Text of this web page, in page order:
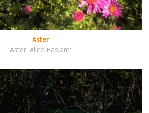
Aster
Aster 'Alice Haslam'